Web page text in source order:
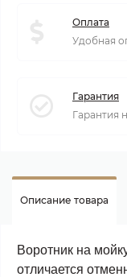
Оплата
Удобная
Гарантия
Гарантия
Описание товара
Воротник на
отличается